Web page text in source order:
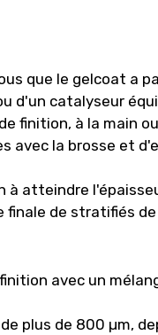
que le gelcoat a
d'un catalyseur
finition, à la main
avec la brosse et
à atteindre
finale de stratifiés
avec un
plus de 800 µm,